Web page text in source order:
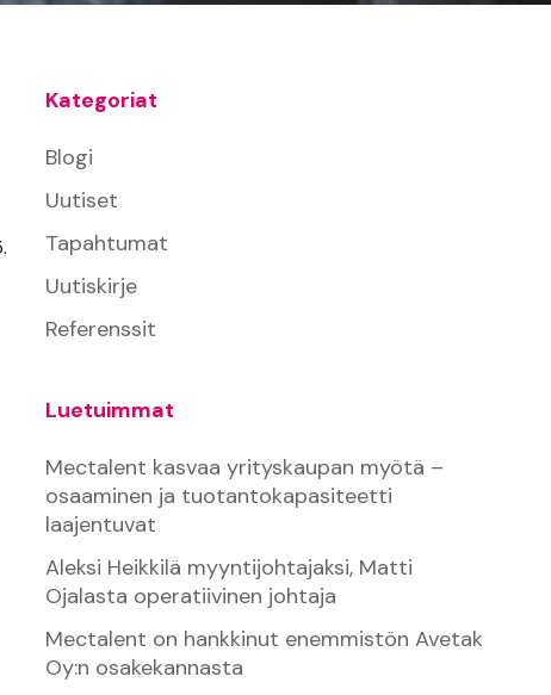
Kategoriat
Blogi
Uutiset
Tapahtumat
Uutiskirje
Referenssit
Luetuimmat
Mectalent kasvaa yrityskaupan myötä –
osaaminen ja tuotantokapasiteetti
laajentuvat
Aleksi Heikkilä myyntijohtajaksi, Matti
Ojalasta operatiivinen johtaja
Mectalent on hankkinut enemmistön Avetak
Oy:n osakekannasta